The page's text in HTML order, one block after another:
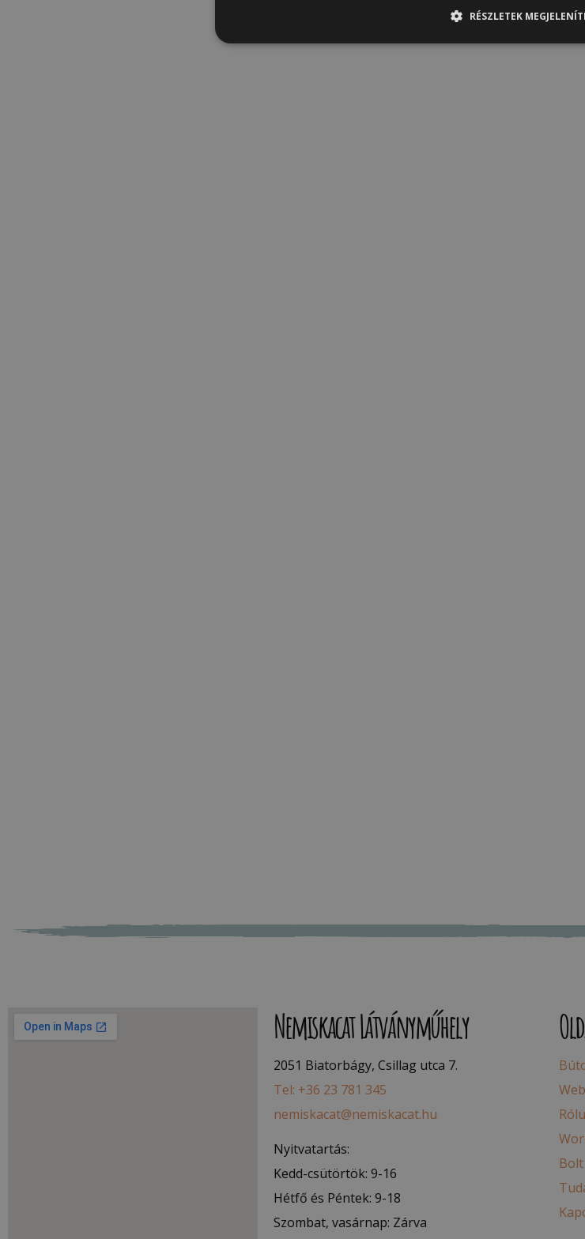
Nemiskacat Látványműhely
2051 Biatorbágy, Csillag utca 7.
Tel: +36 23 781 345
nemiskacat@nemiskacat.hu
Nyitvatartás:
Kedd-csütörtök: 9-16
Hétfő és Péntek: 9-18
Szombat, vasárnap: Zárva
Bolt
RÉSZLETEK